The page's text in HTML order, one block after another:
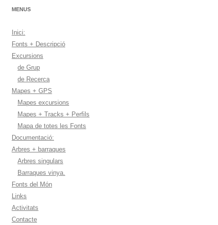
MENUS
Inici:
Fonts + Descripció
Excursions
de Grup
de Recerca
Mapes + GPS
Mapes excursions
Mapes + Tracks + Perfils
Mapa de totes les Fonts
Documentació:
Arbres + barraques
Arbres singulars
Barraques vinya.
Fonts del Món
Links
Activitats
Contacte